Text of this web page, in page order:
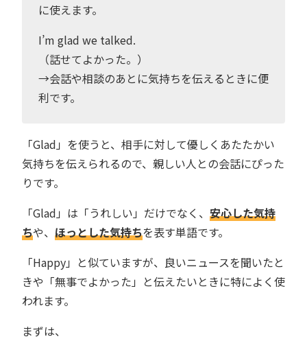
に使えます。
I’m glad we talked.
（話せてよかった。）
→会話や相談のあとに気持ちを伝えるときに便
利です。
「Glad」を使うと、相手に対して優しくあたたかい
気持ちを伝えられるので、親しい人との会話にぴった
りです。
「Glad」は「うれしい」だけでなく、 安心した気持
ちや、 ほっとした気持ちを表す単語です。
「Happy」と似ていますが、良いニュースを聞いたと
きや「無事でよかった」と伝えたいときに特によく使
われます。
まずは、